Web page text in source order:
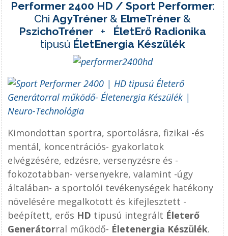
Performer 2400 HD / Sport Performer:
Chi AgyTréner & ElmeTréner &
PszichoTréner + ÉletErő Radionika
tipusú ÉletEnergia Készülék
Kimondottan sportra, sportolásra, fizikai -és
mentál, koncentrációs- gyakorlatok
elvégzésére, edzésre, versenyzésre és -
fokozotabban- versenyekre, valamint -úgy
általában- a sportolói tevékenységek hatékony
növelésére megalkotott és kifejlesztett -
beépített, erős HD tipusú integrált Életerő
Generátorral működő- Életenergia Készülék.